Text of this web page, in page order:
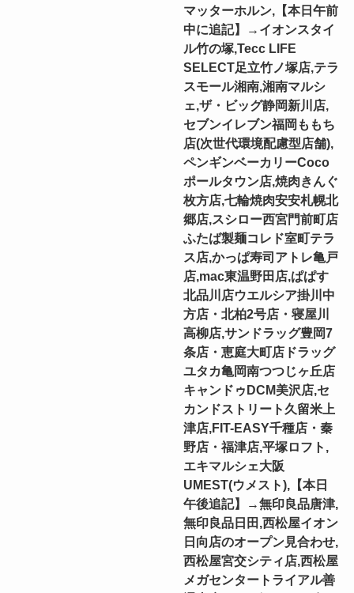
マッターホルン,【本日午前
中に追記】→イオンスタイ
ル竹の塚,Tecc LIFE
SELECT⾜⽴⽵ノ塚店,テラ
スモール湘南,湘南マルシ
ェ,ザ・ビッグ静岡新川店,
セブンイレブン福岡ももち
店(次世代環境配慮型店舗),
ペンギンベーカリーCoco
ポールタウン店,焼肉きんぐ
枚方店,七輪焼肉安安札幌北
郷店,スシロー西宮門前町店
ふたば製麺コレド室町テラ
ス店,かっぱ寿司アトレ亀戸
店,mac東温野田店,ぱぱす
北品川店ウエルシア掛川中
方店・北柏2号店・寝屋川
高柳店,サンドラッグ豊岡7
条店・恵庭大町店ドラッグ
ユタカ亀岡南つつじヶ丘店
キャンドゥDCM美沢店,セ
カンドストリート久留米上
津店,FIT-EASY千種店・秦
野店・福津店,平塚ロフト,
エキマルシェ大阪
UMEST(ウメスト),【本日
午後追記】→無印良品唐津,
無印良品日田,西松屋イオン
日向店のオープン見合わせ,
西松屋宮交シティ店,西松屋
メガセンタートライアル善